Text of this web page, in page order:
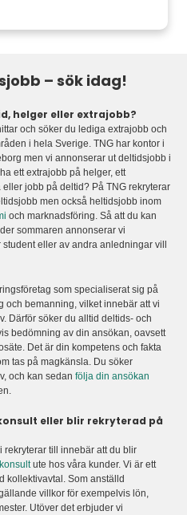
– sök idag!
helger eller extrajobb?
och söker du lediga extrajobb och
i hela Sverige. TNG har kontor i
men vi annonserar ut deltidsjobb i
ett extrajobb på helger, ett
jobb på deltid? På TNG rekryterar
men också heltidsjobb inom
och marknadsföring. Så att du kan
sommaren annonserar vi
eller av andra anledningar vill
som specialiserat sig på
och bemanning, vilket innebär att vi
Därför söker du alltid deltids- och
bedömning av din ansökan, oavsett
Det är din kompetens och fakta
tas på magkänsla. Du söker
och kan sedan följa din ansökan
eller blir rekryterad på
rekryterar till innebär att du blir
konsultute hos våra kunder. Vi är ett
kollektivavtal. Som anställd
villkor för exempelvis lön,
Utöver det erbjuder vi